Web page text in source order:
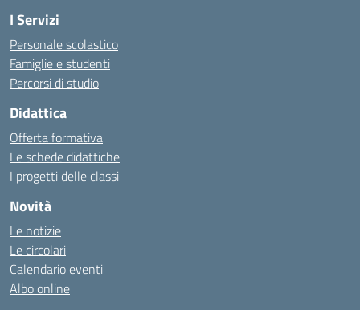
I Servizi
Personale scolastico
Famiglie e studenti
Percorsi di studio
Didattica
Offerta formativa
Le schede didattiche
I progetti delle classi
Novità
Le notizie
Le circolari
Calendario eventi
Albo online